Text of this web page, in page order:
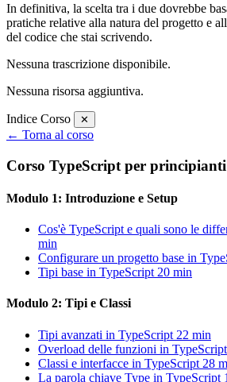
In definitiva, la scelta tra i due dovrebbe
pratiche relative alla natura del progetto e
del codice che stai scrivendo.
Nessuna trascrizione disponibile.
Nessuna risorsa aggiuntiva.
Indice Corso ✕
← Torna al corso
Corso TypeScript per principianti
Modulo 1: Introduzione e Setup
Cos'è TypeScript e quali sono le
min
Configurare un progetto base in
Tipi base in TypeScript 20 min
Modulo 2: Tipi e Classi
Tipi avanzati in TypeScript 22 min
Overload delle funzioni in TypeScript
Classi e interfacce in TypeScript 28
La parola chiave Type in TypeScript